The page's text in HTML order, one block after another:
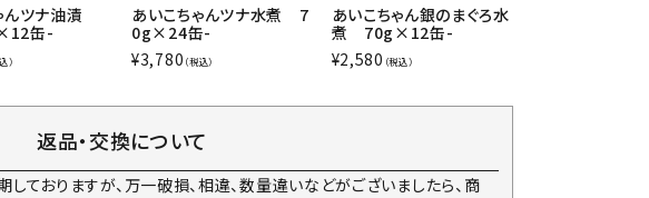
んツナ油漬
缶-
）
あいこちゃんツナ水煮 7
0g×24缶-
¥3,780 （税込）
あいこちゃん銀のまぐろ水
煮 70g×12缶-
¥2,580 （税込）
返品・交換について
ておりますが、万一破損、相違、数量違いなどがございましたら、商